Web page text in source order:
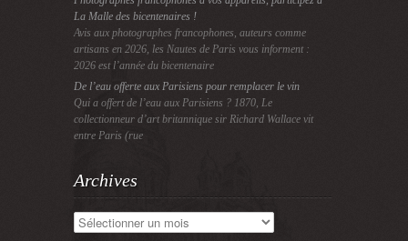
La Malle des bicentenaires !
Avis aux photographes francophones, auteurs comme
artisans en 2026, les Nautes de Paris vous informent :
2026 est l’année du bicentenaire
De l’eau offerte aux Parisiens pour remplacer le vin
Qui a offert de l’eau aux Parisiens ? 1870, Le
collectionneur d’art britannique sir Richard Wallace vit
entre Paris (rue
Archives
Archives